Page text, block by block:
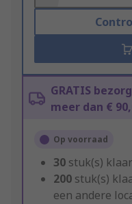
GRATIS
meer dan €
Op voorraad
30 stuk(s)
200 stuk(s)
een andere